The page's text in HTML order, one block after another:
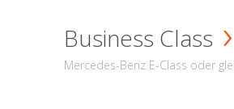
Business Class
Mercedes-Benz E-Class oder